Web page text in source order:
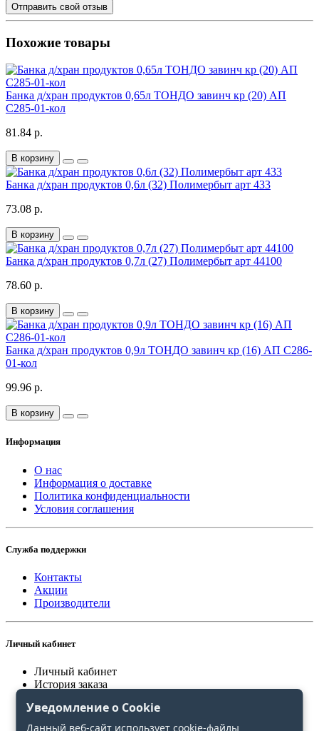
Отправить свой отзыв
Похожие товары
Банка д/хран продуктов 0,65л ТОНДО завинч кр (20) АП
С285-01-кол
81.84 р.
В корзину
Банка д/хран продуктов 0,6л (32) Полимербыт арт 433
73.08 р.
В корзину
Банка д/хран продуктов 0,7л (27) Полимербыт арт 44100
78.60 р.
В корзину
Банка д/хран продуктов 0,9л ТОНДО завинч кр (16) АП С286-
01-кол
99.96 р.
В корзину
Информация
О нас
Информация о доставке
Политика конфиденциальности
Условия соглашения
Служба поддержки
Контакты
Акции
Производители
Личный кабинет
Личный кабинет
История заказа
Сравнение
Уведомление о Cookie
Данный веб-сайт использует cookie-файлы